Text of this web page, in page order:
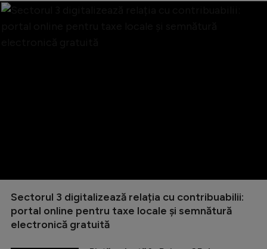
Sectorul 3 digitalizează relația cu contribuabilii:
portal online pentru taxe locale și semnătură
electronică gratuită